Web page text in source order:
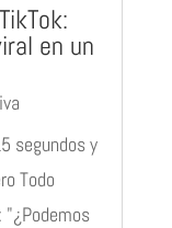
en un
segundos y
Todo
"¿Podemos